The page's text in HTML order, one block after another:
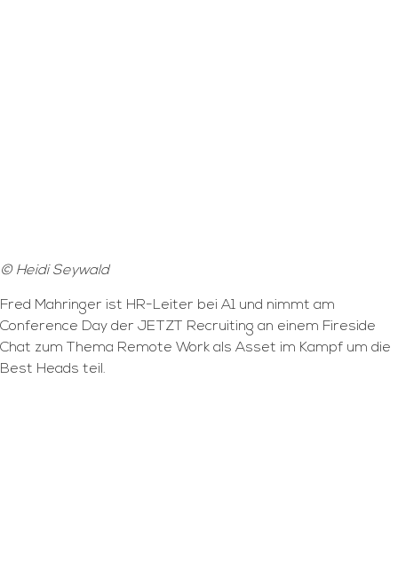
© Heidi Seywald
Fred Mahringer ist HR-Leiter bei A1 und nimmt am
Conference Day der JETZT Recruiting an einem Fireside
Chat zum Thema Remote Work als Asset im Kampf um die
Best Heads teil.